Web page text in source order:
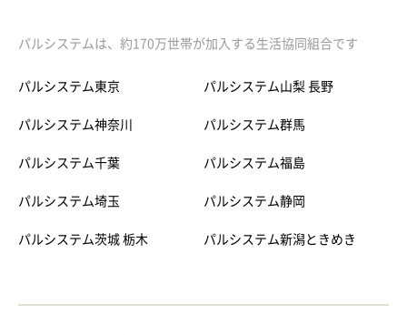
パルシステムは、約170万世帯が加入する生活協同組合です
パルシステム東京
パルシステム神奈川
パルシステム千葉
パルシステム埼玉
パルシステム茨城 栃木
パルシステム山梨 長野
パルシステム群馬
パルシステム福島
パルシステム静岡
パルシステム新潟ときめき